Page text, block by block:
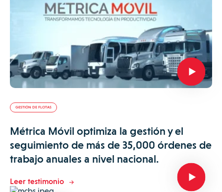
GESTIÓN DE FLOTAS
Métrica Móvil optimiza la gestión y el
seguimiento de más de 35,000 órdenes de
trabajo anuales a nivel nacional.
Leer testimonio